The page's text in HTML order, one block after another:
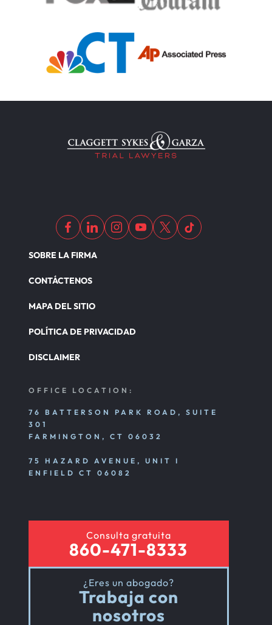
SOBRE LA FIRMA
CONTÁCTENOS
MAPA DEL SITIO
POLÍTICA DE PRIVACIDAD
DISCLAIMER
OFFICE LOCATION:
76 BATTERSON PARK ROAD, SUITE
301
FARMINGTON, CT 06032
75 HAZARD AVENUE, UNIT I
ENFIELD CT 06082
Consulta gratuita
860-471-8333
¿Eres un abogado?
Trabaja con
nosotros